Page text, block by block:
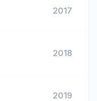
2017
2018
2019